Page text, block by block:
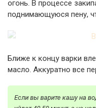
огонь. В процессе
поднимающуюся пену,
Ближе к концу варки
масло. Аккуратно все
Если вы варите кашу на